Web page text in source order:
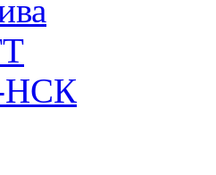
НСК